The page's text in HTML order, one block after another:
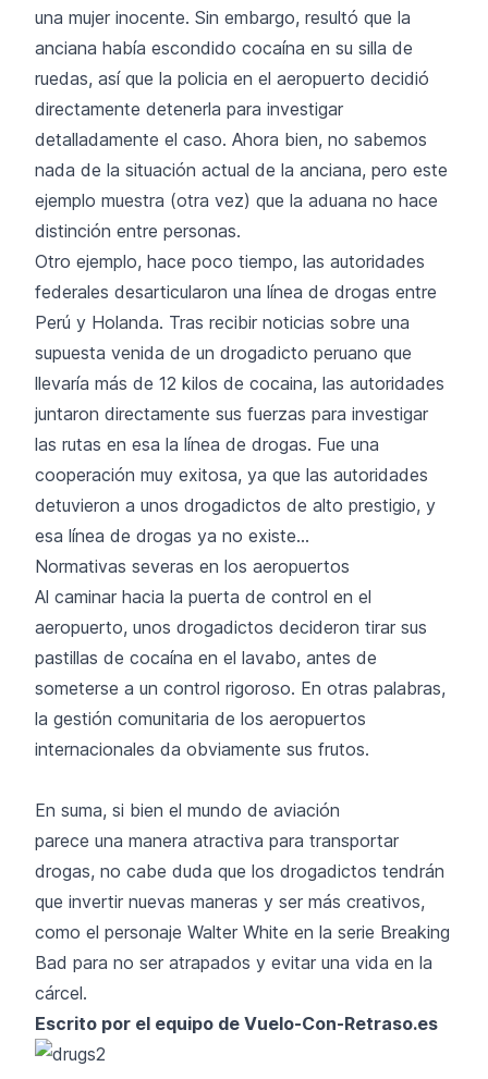
una mujer inocente. Sin embargo, resultó que la
anciana había escondido cocaína en su silla de
ruedas, así que la policia en el aeropuerto decidió
directamente detenerla para investigar
detalladamente el caso. Ahora bien, no sabemos
nada de la situación actual de la anciana, pero este
ejemplo muestra (otra vez) que la aduana no hace
distinción entre personas.
Otro ejemplo, hace poco tiempo, las autoridades
federales desarticularon una línea de drogas entre
Perú y Holanda. Tras recibir noticias sobre una
supuesta venida de un drogadicto peruano que
llevaría más de 12 kilos de cocaina, las autoridades
juntaron directamente sus fuerzas para investigar
las rutas en esa la línea de drogas. Fue una
cooperación muy exitosa, ya que las autoridades
detuvieron a unos drogadictos de alto prestigio, y
esa línea de drogas ya no existe...
Normativas severas en los aeropuertos
Al caminar hacia la puerta de control en el
aeropuerto, unos drogadictos decideron tirar sus
pastillas de cocaína en el lavabo, antes de
someterse a un control rigoroso. En otras palabras,
la gestión comunitaria de los aeropuertos
internacionales da obviamente sus frutos.
En suma, si bien el mundo de aviación
parece una manera atractiva para transportar
drogas, no cabe duda que los drogadictos tendrán
que invertir nuevas maneras y ser más creativos,
como el personaje Walter White en la serie Breaking
Bad para no ser atrapados y evitar una vida en la
cárcel.
Escrito por el equipo de Vuelo-Con-Retraso.es